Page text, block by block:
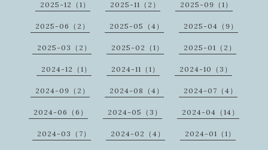
2025-12（1） 2025-11（2） 2025-09（1）
2025-06（2） 2025-05（4） 2025-04（9）
2025-03（2） 2025-02（1） 2025-01（2）
2024-12（1） 2024-11（1） 2024-10（3）
2024-09（2） 2024-08（4） 2024-07（4）
2024-06（6） 2024-05（3） 2024-04（14）
2024-03（7） 2024-02（4） 2024-01（1）